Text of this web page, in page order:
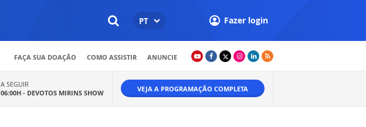
PT Fazer login
FAÇA SUA DOAÇÃO COMO ASSISTIR ANUNCIE
A SEGUIR
06:00H - DEVOTOS MIRINS SHOW VEJA A PROGRAMAÇÃO COMPLETA